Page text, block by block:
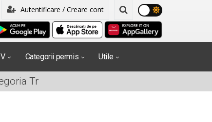
Autentificare / Creare cont
Categorii permis Utile
Tr